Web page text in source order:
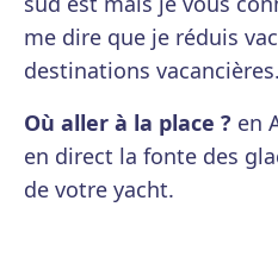
me dire que je réduis
destinations vacancières.
Où aller à la place ? en
en direct la fonte des
de votre yacht.